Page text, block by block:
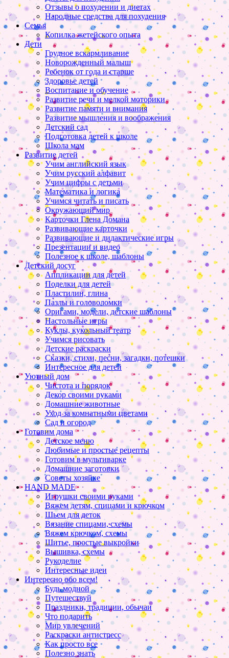
Отзывы о похудении и диетах
Народные средства для похудения
Семья
Копилка жетейского опыта
Дети
Грудное вскармливание
Новорожденный малыш
Ребенок от года и старше
Здоровье детей
Воспитание и обучение
Развитие речи и мелкой моторики
Развитие памяти и внимания
Развитие мышления и воображения
Детский сад
Подготовка детей к школе
Школа мам
Развитие детей
Учим английский язык
Учим русский алфавит
Учим цифры с детьми
Математика и логика
Учимся читать и писать
Окружающий мир
Карточки Глена Домана
Развивающие карточки
Развивающие и дидактические игры
Презентации и видео
Полезное к школе, шаблоны
Детский досуг
Аппликации для детей
Поделки для детей
Пластилин, глина
Пазлы и головоломки
Оригами, модели, детские шаблоны
Настольные игры
Куклы, кукольный театр
Учимся рисовать
Детские раскраски
Сказки, стихи, песни, загадки, потешки
Интересное для детей
Уютный дом
Чистота и порядок
Декор своими руками
Домашние животные
Уход за комнатными цветами
Сад и огород
Готовим дома
Детское меню
Любимые и простые рецепты
Готовим в мультиварке
Домашние заготовки
Советы хозяйке
HAND MADE
Игрушки своими руками
Вяжем детям, спицами и крючком
Шьем для деток
Вязание спицами, схемы
Вяжем крючком, схемы
Шитье, простые выкройки
Вышивка, схемы
Рукоделие
Интересные идеи
Интересно обо всем!
Будь модной
Путешествуй
Праздники, традиции, обычаи
Что подарить
Мир увлечений
Раскраски антистресс
Как просто все
Полезно знать